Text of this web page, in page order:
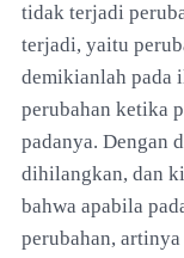
tidak terjadi
terjadi, yaitu
demikianlah pada
perubahan ketika
padanya. Dengan
dihilangkan, dan
bahwa apabila
perubahan,